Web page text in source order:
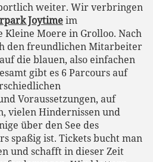
weiter. Wir verbringen
Joytimeim
Kleine Moere in Grolloo. Nach
den freundlichen Mitarbeiter
die blauen, also einfachen
gibt es 6 Parcours auf
Voraussetzungen, auf
vielen Hindernissen und
über den See des
spaßig ist. Tickets bucht man
und schafft in dieser Zeit